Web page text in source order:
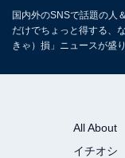
国内外のSNSで話題の人
だけでちょっと得する、
きゃ）損」ニュースが盛
All About
イチオシ